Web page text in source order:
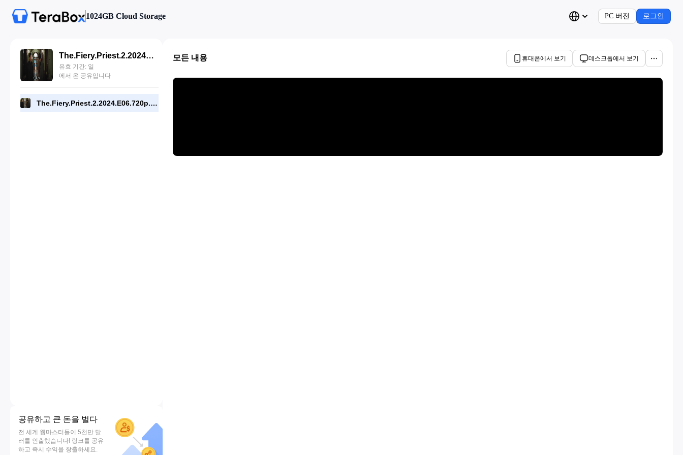
1024GB Cloud Storage PC 버전 로그인
The.Fiery.Priest.2.2024.E06.720p.DSNP.WEB[RMC].mp4
유효 기간: 일
에서 온 공유입니다
The.Fiery.Priest.2.2024.E06.720p.DSNP.WEB[RMC].mp4
공유하고 큰 돈을 벌다
전 세계 웹마스터들이 5천만 달
러를 인출했습니다! 링크를 공유
하고 즉시 수익을 창출하세요.
모든 내용 휴대폰에서 보기 데스크톱에서 보기